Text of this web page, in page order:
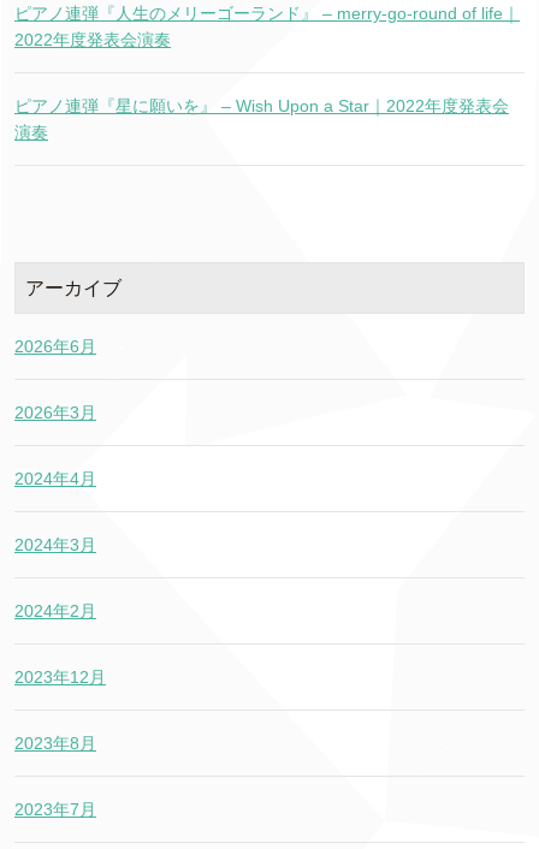
ピアノ連弾『人生のメリーゴーランド』 – merry-go-round of life｜
2022年度発表会演奏
ピアノ連弾『星に願いを』 – Wish Upon a Star｜2022年度発表会
演奏
アーカイブ
2026年6月
2026年3月
2024年4月
2024年3月
2024年2月
2023年12月
2023年8月
2023年7月